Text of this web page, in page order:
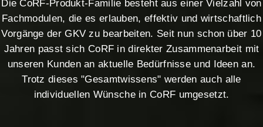
Die CoRF-Produkt-Familie besteht aus einer Vielzahl von
Fachmodulen, die es erlauben, effektiv und wirtschaftlich
Vorgänge der GKV zu bearbeiten. Seit nun schon über 10
Jahren passt sich CoRF in direkter Zusammenarbeit mit
unseren Kunden an aktuelle Bedürfnisse und Ideen an.
Trotz dieses "Gesamtwissens" werden auch alle
individuellen Wünsche in CoRF umgesetzt.